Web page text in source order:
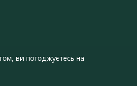
ви погоджуєтесь на